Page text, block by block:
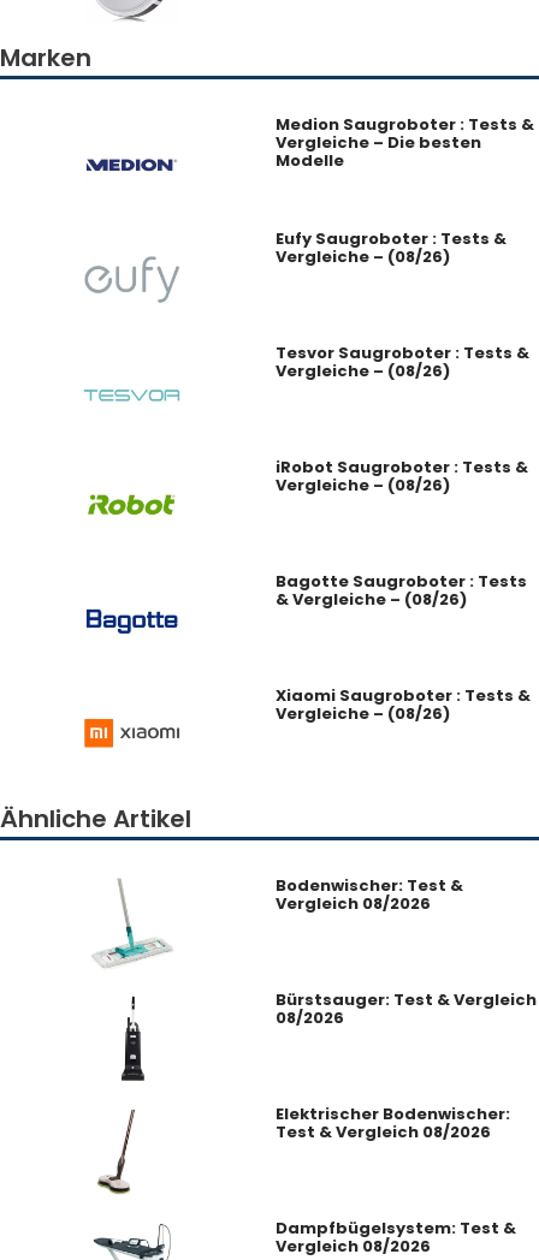
Marken
Medion Saugroboter : Tests &
Vergleiche – Die besten
Modelle
Eufy Saugroboter : Tests &
Vergleiche – (08/26)
Tesvor Saugroboter : Tests &
Vergleiche – (08/26)
iRobot Saugroboter : Tests &
Vergleiche – (08/26)
Bagotte Saugroboter : Tests
& Vergleiche – (08/26)
Xiaomi Saugroboter : Tests &
Vergleiche – (08/26)
Ähnliche Artikel
Bodenwischer: Test &
Vergleich 08/2026
Bürstsauger: Test & Vergleich
08/2026
Elektrischer Bodenwischer:
Test & Vergleich 08/2026
Dampfbügelsystem: Test &
Vergleich 08/2026